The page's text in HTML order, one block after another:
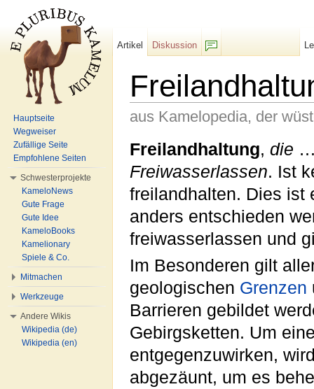
aus Kamelopedia, der
Freilandhaltung, die
Freiwasserlassen. Ist
freilandhalten. Dies ist
anders entschieden
freiwasserlassen und
Im Besonderen gilt
geologischen Grenzen
Barrieren gebildet
Gebirgsketten. Um
entgegenzuwirken,
abgezäunt, um es
Artikel
Diskussion
Hauptseite
Wegweiser
Zufällige Seite
Empfohlene Seiten
Schwesterprojekte
KameloNews
Gute Frage
Gute Idee
KameloBooks
Kamelionary
Spiele & Co.
Mitmachen
Werkzeuge
Andere Wikis
Wikipedia (de)
Wikipedia (en)